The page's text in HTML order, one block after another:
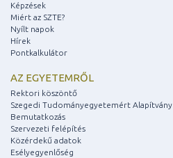
Képzések
Miért az SZTE?
Nyílt napok
Hírek
Pontkalkulátor
AZ EGYETEMRŐL
Rektori köszöntő
Szegedi Tudományegyetemért Alapítvány
Bemutatkozás
Szervezeti felépítés
Közérdekű adatok
Esélyegyenlőség